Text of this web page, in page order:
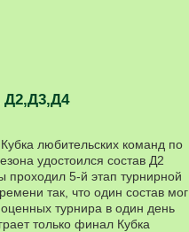
Д2,Д3,Д4
любительских команд по
удостоился состав Д2
проходил 5-й этап турнирной
так, что один состав мог
турнира в один день
только финал Кубка